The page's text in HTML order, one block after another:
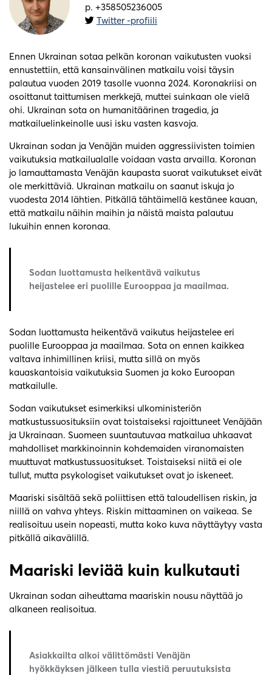
p. +358505236005
Twitter -profiili
Ennen Ukrainan sotaa pelkän koronan vaikutusten vuoksi
ennustettiin, että kansainvälinen matkailu voisi täysin
palautua vuoden 2019 tasolle vuonna 2024. Koronakriisi on
osoittanut taittumisen merkkejä, muttei suinkaan ole vielä
ohi. Ukrainan sota on humanitäärinen tragedia, ja
matkailuelinkeinolle uusi isku vasten kasvoja.
Ukrainan sodan ja Venäjän muiden aggressiivisten toimien
vaikutuksia matkailualalle voidaan vasta arvailla. Koronan
jo lamauttamasta Venäjän kaupasta suorat vaikutukset eivät
ole merkittäviä. Ukrainan matkailu on saanut iskuja jo
vuodesta 2014 lähtien. Pitkällä tähtäimellä kestänee kauan,
että matkailu näihin maihin ja näistä maista palautuu
lukuihin ennen koronaa.
Sodan luottamusta heikentävä vaikutus
heijastelee eri puolille Eurooppaa ja maailmaa.
Sodan luottamusta heikentävä vaikutus heijastelee eri
puolille Eurooppaa ja maailmaa. Sota on ennen kaikkea
valtava inhimillinen kriisi, mutta sillä on myös
kauaskantoisia vaikutuksia Suomen ja koko Euroopan
matkailulle.
Sodan vaikutukset esimerkiksi ulkoministeriön
matkustussuosituksiin ovat toistaiseksi rajoittuneet Venäjään
ja Ukrainaan. Suomeen suuntautuvaa matkailua uhkaavat
mahdolliset markkinoinnin kohdemaiden viranomaisten
muuttuvat matkustussuositukset. Toistaiseksi niitä ei ole
tullut, mutta psykologiset vaikutukset ovat jo iskeneet.
Maariski sisältää sekä poliittisen että taloudellisen riskin, ja
niillä on vahva yhteys. Riskin mittaaminen on vaikeaa. Se
realisoituu usein nopeasti, mutta koko kuva näyttäytyy vasta
pitkällä aikavälillä.
Maariski leviää kuin kulkutauti
Ukrainan sodan aiheuttama maariskin nousu näyttää jo
alkaneen realisoitua.
Asiakkailta alkoi välittömästi Venäjän
hyökkäyksen jälkeen tulla viestiä peruutuksista